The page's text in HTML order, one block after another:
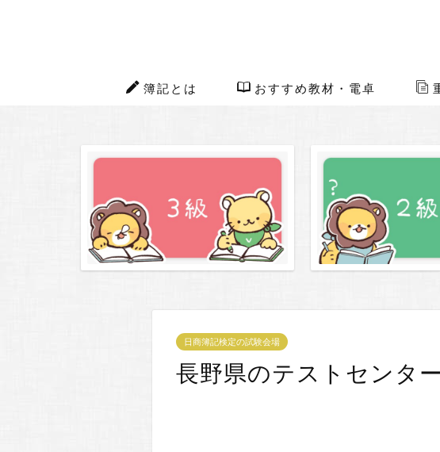
簿記とは おすすめ教材・電卓
日商簿記検定の試験会場
長野県のテストセンタ